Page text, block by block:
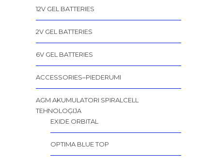
12V GEL BATTERIES
2V GEL BATTERIES
6V GEL BATTERIES
ACCESSORIES–PIEDERUMI
AGM AKUMULATORI SPIRALCELL
TEHNOLOĢIJA
EXIDE ORBITAL
OPTIMA BLUE TOP